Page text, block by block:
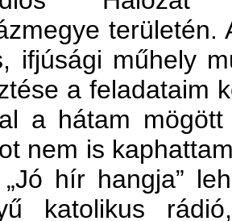
területén.
ifjúsági műhely
a feladataim
a hátam
nem is
hír hangja”
katolikus